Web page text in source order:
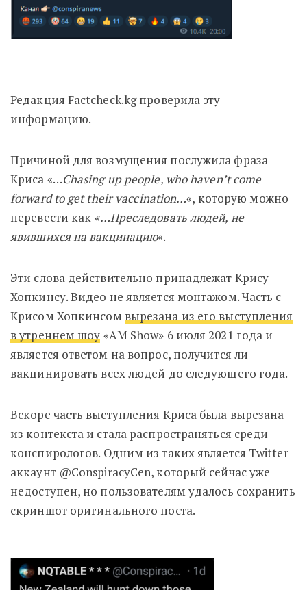
Редакция Factcheck.kg проверила эту
информацию.
Причиной для возмущения послужила фраза
Криса «…Chasing up people, who haven’t come
forward to get their vaccination…«, которую можно
перевести как «…Преследовать людей, не
явившихся на вакцинацию«.
Эти слова действительно принадлежат Крису
Хопкинсу. Видео не является монтажом. Часть с
Крисом Хопкинсом вырезана из его выступления
в утреннем шоу «AM Show» 6 июля 2021 года и
является ответом на вопрос, получится ли
вакцинировать всех людей до следующего года.
Вскоре часть выступления Криса была вырезана
из контекста и стала распространяться среди
конспирологов. Одним из таких является Twitter-
аккаунт @ConspiracyCen, который сейчас уже
недоступен, но пользователям удалось сохранить
скриншот оригинального поста.